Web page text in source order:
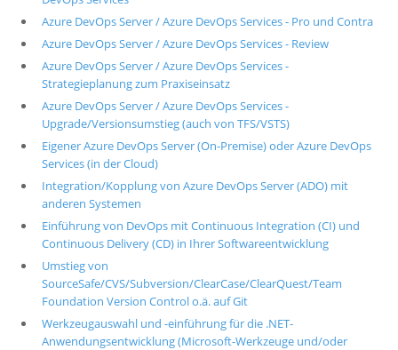
Über uns
Azure DevOps Server / Azure DevOps Services - Pro und Contra
Azure DevOps Server / Azure DevOps Services - Review
Azure DevOps Server / Azure DevOps Services -
Strategieplanung zum Praxiseinsatz
Azure DevOps Server / Azure DevOps Services -
Upgrade/Versionsumstieg (auch von TFS/VSTS)
Eigener Azure DevOps Server (On-Premise) oder Azure DevOps
Services (in der Cloud)
Integration/Kopplung von Azure DevOps Server (ADO) mit
anderen Systemen
Einführung von DevOps mit Continuous Integration (CI) und
Continuous Delivery (CD) in Ihrer Softwareentwicklung
Umstieg von
SourceSafe/CVS/Subversion/ClearCase/ClearQuest/Team
Foundation Version Control o.ä. auf Git
Werkzeugauswahl und -einführung für die .NET-
Anwendungsentwicklung (Microsoft-Werkzeuge und/oder